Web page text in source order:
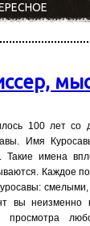
100 лет со
Имя
Такие имена
Каждое
вы